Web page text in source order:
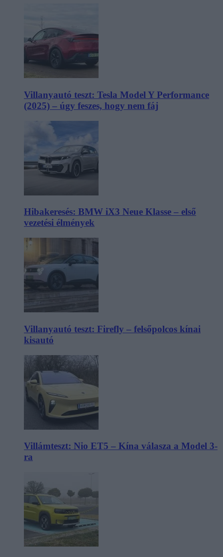
Villanyautó teszt: Tesla Model Y Performance
(2025) – úgy feszes, hogy nem fáj
Hibakeresés: BMW iX3 Neue Klasse – első
vezetési élmények
Villanyautó teszt: Firefly – felsőpolcos kínai
kisautó
Villámteszt: Nio ET5 – Kína válasza a Model 3-
ra